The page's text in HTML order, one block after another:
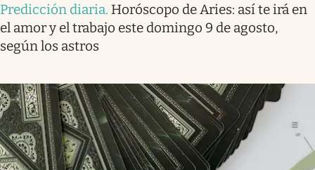
Predicción diaria. Horóscopo de Aries: así te irá en
el amor y el trabajo este domingo 9 de agosto,
según los astros